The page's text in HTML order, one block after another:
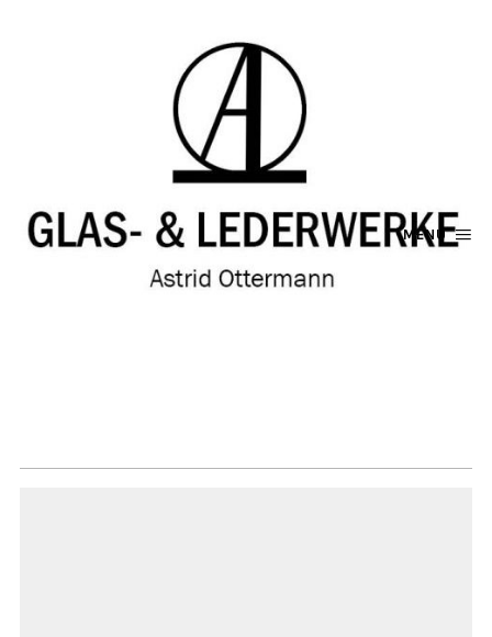
MENU